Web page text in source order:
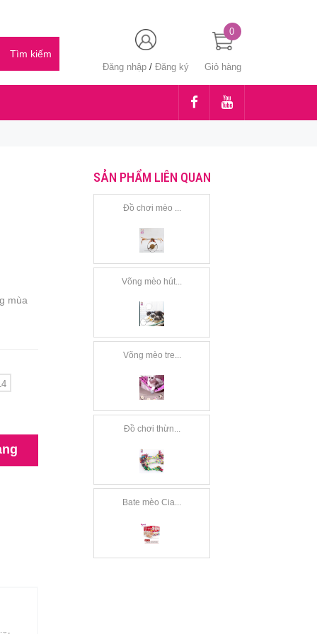
Đăng nhập / Đăng ký Giỏ hàng
0
mùa
SẢN PHẨM LIÊN QUAN
Đồ chơi mèo ...
Võng mèo hút...
Võng mèo tre...
Đồ chơi thừn...
Bate mèo Cia...